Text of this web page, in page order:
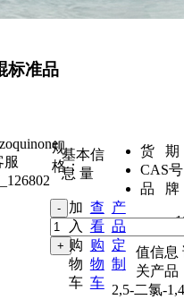
标准品
服
货 期
CAS号
品 牌
规
格：
加
入
购
物
车
查
看
购
物
车
产
品
定
制
基本信
息 量
值信息
关产品
2,5-二氯-